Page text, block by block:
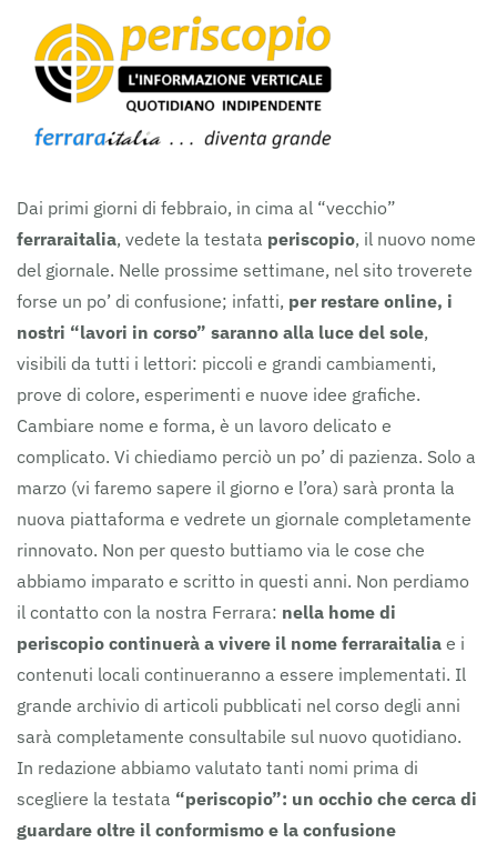
Dai primi giorni di febbraio, in cima al “vecchio”
ferraraitalia, vedete la testata periscopio, il nuovo nome
del giornale. Nelle prossime settimane, nel sito troverete
forse un po’ di confusione; infatti, per restare online, i
nostri “lavori in corso” saranno alla luce del sole,
visibili da tutti i lettori: piccoli e grandi cambiamenti,
prove di colore, esperimenti e nuove idee grafiche.
Cambiare nome e forma, è un lavoro delicato e
complicato. Vi chiediamo perciò un po’ di pazienza. Solo a
marzo (vi faremo sapere il giorno e l’ora) sarà pronta la
nuova piattaforma e vedrete un giornale completamente
rinnovato. Non per questo buttiamo via le cose che
abbiamo imparato e scritto in questi anni. Non perdiamo
il contatto con la nostra Ferrara: nella home di
periscopio continuerà a vivere il nome ferraraitalia e i
contenuti locali continueranno a essere implementati. Il
grande archivio di articoli pubblicati nel corso degli anni
sarà completamente consultabile sul nuovo quotidiano.
In redazione abbiamo valutato tanti nomi prima di
scegliere la testata “periscopio”: un occhio che cerca di
guardare oltre il conformismo e la confusione